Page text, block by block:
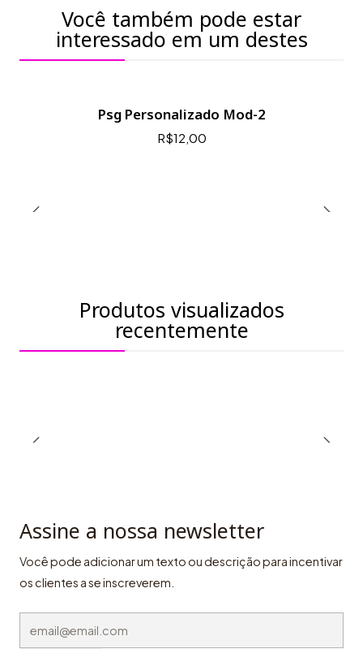
Você também pode estar
interessado em um destes
Psg Personalizado Mod-2
R$12,00
Produtos visualizados
recentemente
Assine a nossa newsletter
Você pode adicionar um texto ou descrição para incentivar
os clientes a se inscreverem.